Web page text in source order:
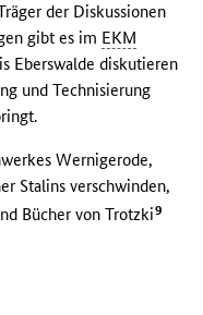
der Diskussionen
gibt es im EKM
Eberswalde diskutieren
und Technisierung
Wernigerode,
Stalins verschwinden,
Bücher von Trotzki9